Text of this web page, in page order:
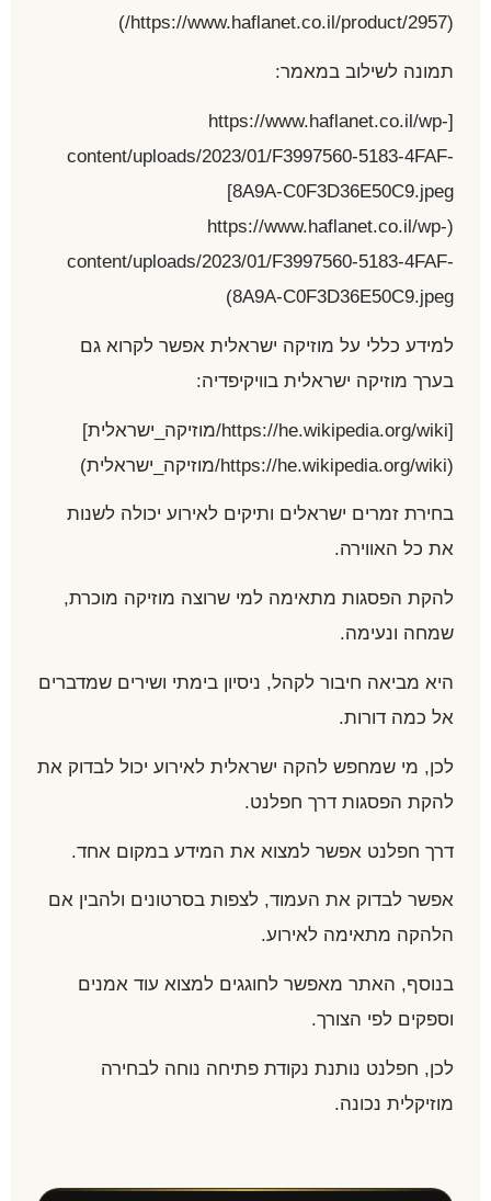
(https://www.haflanet.co.il/product/2957/)
תמונה לשילוב במאמר:
[https://www.haflanet.co.il/wp-
content/uploads/2023/01/F3997560-5183-4FAF-
8A9A-C0F3D36E50C9.jpeg]
(https://www.haflanet.co.il/wp-
content/uploads/2023/01/F3997560-5183-4FAF-
8A9A-C0F3D36E50C9.jpeg)
למידע כללי על מוזיקה ישראלית אפשר לקרוא גם
בערך מוזיקה ישראלית בוויקיפדיה:
[https://he.wikipedia.org/wiki/מוזיקה_ישראלית]
(https://he.wikipedia.org/wiki/מוזיקה_ישראלית)
בחירת זמרים ישראלים ותיקים לאירוע יכולה לשנות
את כל האווירה.
להקת הפסגות מתאימה למי שרוצה מוזיקה מוכרת,
שמחה ונעימה.
היא מביאה חיבור לקהל, ניסיון בימתי ושירים שמדברים
אל כמה דורות.
לכן, מי שמחפש להקה ישראלית לאירוע יכול לבדוק את
להקת הפסגות דרך חפלנט.
דרך חפלנט אפשר למצוא את המידע במקום אחד.
אפשר לבדוק את העמוד, לצפות בסרטונים ולהבין אם
הלהקה מתאימה לאירוע.
בנוסף, האתר מאפשר לחוגגים למצוא עוד אמנים
וספקים לפי הצורך.
לכן, חפלנט נותנת נקודת פתיחה נוחה לבחירה
מוזיקלית נכונה.